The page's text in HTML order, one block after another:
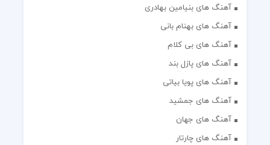
آهنگ های بنیامین بهادری
آهنگ های بهنام بانی
آهنگ های بی کلام
آهنگ های پازل بند
آهنگ های پویا بیاتی
آهنگ های جمشید
آهنگ های جهان
آهنگ های چارتار